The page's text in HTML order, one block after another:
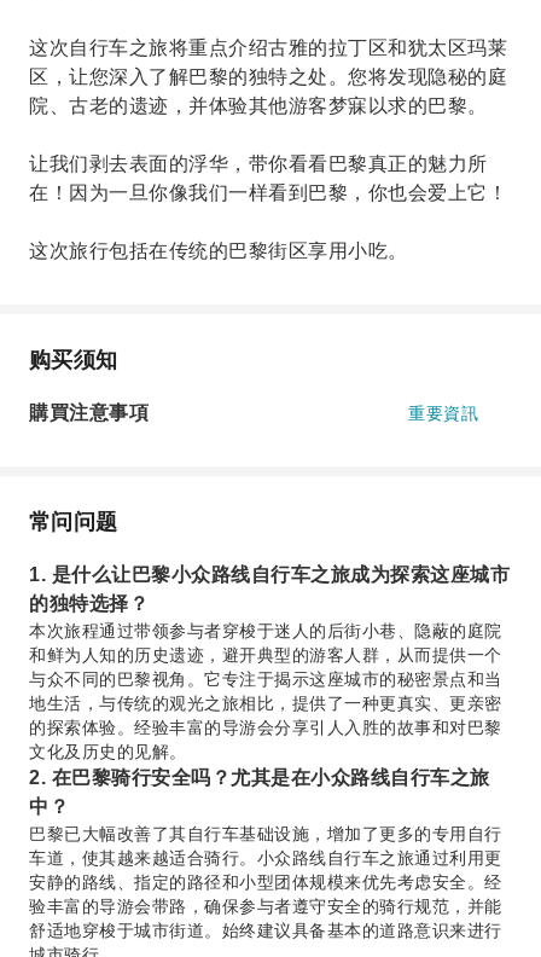
这次自行车之旅将重点介绍古雅的拉丁区和犹太区玛莱
区，让您深入了解巴黎的独特之处。您将发现隐秘的庭
院、古老的遗迹，并体验其他游客梦寐以求的巴黎。
让我们剥去表面的浮华，带你看看巴黎真正的魅力所
在！因为一旦你像我们一样看到巴黎，你也会爱上它！
这次旅行包括在传统的巴黎街区享用小吃。
购买须知
購買注意事項 重要資訊
常问问题
1. 是什么让巴黎小众路线自行车之旅成为探索这座城市
的独特选择？
本次旅程通过带领参与者穿梭于迷人的后街小巷、隐蔽的庭院
和鲜为人知的历史遗迹，避开典型的游客人群，从而提供一个
与众不同的巴黎视角。它专注于揭示这座城市的秘密景点和当
地生活，与传统的观光之旅相比，提供了一种更真实、更亲密
的探索体验。经验丰富的导游会分享引人入胜的故事和对巴黎
文化及历史的见解。
2. 在巴黎骑行安全吗？尤其是在小众路线自行车之旅
中？
巴黎已大幅改善了其自行车基础设施，增加了更多的专用自行
车道，使其越来越适合骑行。小众路线自行车之旅通过利用更
安静的路线、指定的路径和小型团体规模来优先考虑安全。经
验丰富的导游会带路，确保参与者遵守安全的骑行规范，并能
舒适地穿梭于城市街道。始终建议具备基本的道路意识来进行